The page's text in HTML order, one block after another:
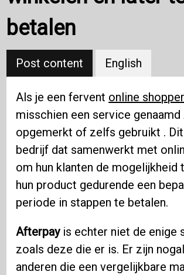
betalen
Post content English
Als je een fervent online shopper
misschien een service genaamd
opgemerkt of zelfs gebruikt .
bedrijf dat samenwerkt met
om hun klanten de mogelijkheid
hun product gedurende een
periode in stappen te betalen.
Afterpayis echter niet de enige
zoals deze die er is. Er zijn
anderen die een vergelijkbare